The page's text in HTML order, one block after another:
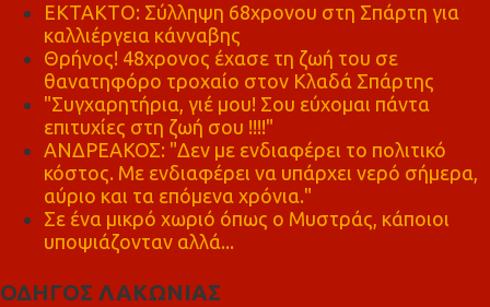
ΕΚΤΑΚΤΟ: Σύλληψη 68χρονου στη Σπάρτη για
καλλιέργεια κάνναβης
Θρήνος! 48χρονος έχασε τη ζωή του σε
θανατηφόρο τροχαίο στον Κλαδά Σπάρτης
"Συγχαρητήρια, γιέ μου! Σου εύχομαι πάντα
επιτυχίες στη ζωή σου !!!!"
ΑΝΔΡΕΑΚΟΣ: "Δεν με ενδιαφέρει το πολιτικό
κόστος. Με ενδιαφέρει να υπάρχει νερό σήμερα,
αύριο και τα επόμενα χρόνια."
Σε ένα μικρό χωριό όπως ο Μυστράς, κάποιοι
υποψιάζονταν αλλά...
ΟΔΗΓΟΣ ΛΑΚΩΝΙΑΣ